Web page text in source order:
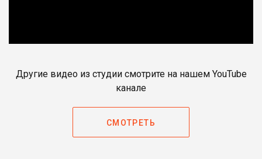
Другие видео из студии смотрите на нашем YouTube
канале
СМОТРЕТЬ